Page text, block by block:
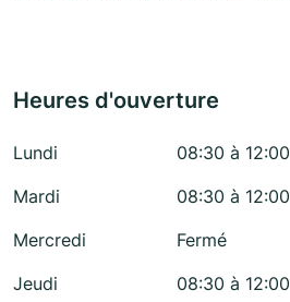
Heures d'ouverture
Lundi
08:30 à 12:00
Mardi
08:30 à 12:00
Mercredi
Fermé
Jeudi
08:30 à 12:00